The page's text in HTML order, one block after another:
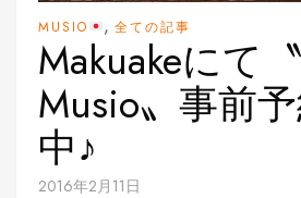
MUSIO , 全ての記事
Makuakeにて
Musio〟事前
中♪
2016年2月11日